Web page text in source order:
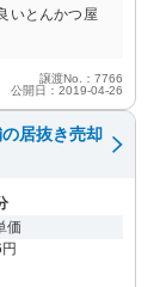
いとんかつ屋
譲渡No.：7766
公開日：2019-04-26
居抜き売却
価